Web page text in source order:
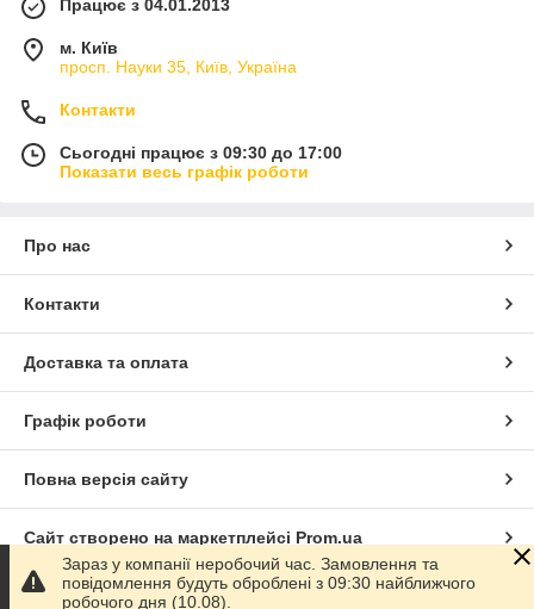
Працює з 04.01.2013
м. Київ
просп. Науки 35, Київ, Україна
Контакти
Сьогодні працює з 09:30 до 17:00
Показати весь графік роботи
Про нас
Контакти
Доставка та оплата
Графік роботи
Повна версія сайту
Сайт створено на маркетплейсі Prom.ua
Політика конфіденційності
Зараз у компанії неробочий час. Замовлення та
повідомлення будуть оброблені з 09:30 найближчого
робочого дня (10.08).